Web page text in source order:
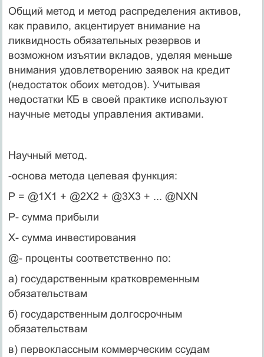
Общий метод и метод распределения активов,
как правило, акцентирует внимание на
ликвидность обязательных резервов и
возможном изъятии вкладов, уделяя меньше
внимания удовлетворению заявок на кредит
(недостаток обоих методов). Учитывая
недостатки КБ в своей практике используют
научные методы управления активами.
Научный метод.
-основа метода целевая функция:
P = @1X1 + @2X2 + @3X3 + ... @NXN
P- сумма прибыли
X- сумма инвестирования
@- проценты соответственно по:
а) государственным кратковременным
обязательствам
б) государственным долгосрочным
обязательствам
в) первоклассным коммерческим ссудам